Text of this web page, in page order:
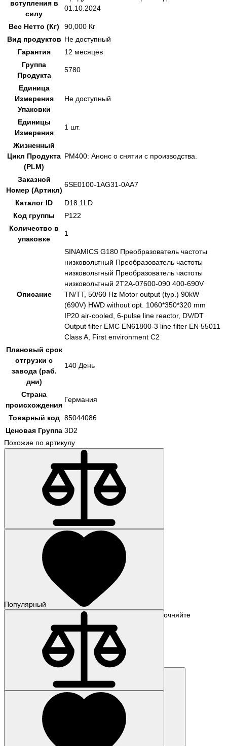
вступления в
силу
01.10.2024
Вес Нетто (Кг)
90,000 Кг
Вид продуктов Не доступный
Гарантия
12 месяцев
Группа
Продукта
5780
Единица
Измерения
Упаковки
Не доступный
Единицы
Измерения
1 шт.
Жизненный
Цикл Продукта
(PLM)
PM400: Анонс о снятии с производства.
Заказной
Номер (Артикл)
6SE0100-1AG31-0AA7
Каталог ID
D18.1LD
Код группы
P122
Количество в
упаковке
1
Описание
SINAMICS G180 Преобразователь частоты
низковольтный Преобразователь частоты
низковольтный Преобразователь частоты
низковольтный 2T2A-07600-090 400-690V
TN/TT, 50/60 Hz Motor output (typ.) 90kW
(690V) HWD without opt. 1060*350*320 mm
IP20 air-cooled, 6-pulse line reactor, DV/DT
Output filter EMC EN61800-3 line filter EN 55011
Class A, First environment C2
Плановый срок
отгрузки с
завода (раб.
дни)
140 День
Страна
происхождения
Германия
Товарный код 85044086
Ценовая Группа 3D2
Похожие по артикулу
Наличие: уточняйте
Код товара: 63068-01
6SE7018-0EP50-Z C23+F01+G91
Популярный